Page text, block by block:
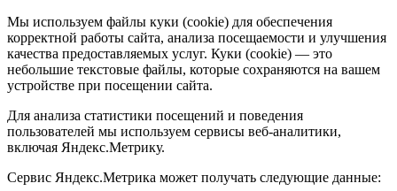
Мы используем файлы куки (cookie) для обеспечения
корректной работы сайта, анализа посещаемости и улучшения
качества предоставляемых услуг. Куки (cookie) — это
небольшие текстовые файлы, которые сохраняются на вашем
устройстве при посещении сайта.
Для анализа статистики посещений и поведения
пользователей мы используем сервисы веб-аналитики,
включая Яндекс.Метрику.
Сервис Яндекс.Метрика может получать следующие данные: